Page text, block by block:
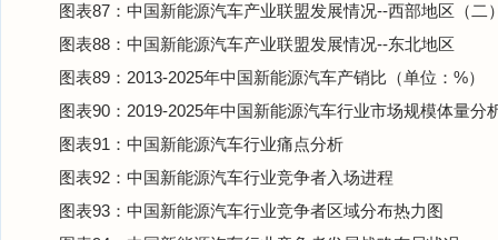
图表87：中国新能源汽车产业联盟发展情况--西部地区（二
图表88：中国新能源汽车产业联盟发展情况--东北地区
图表89：2013-2025年中国新能源汽车产销比（单位：%）
图表90：2019-2025年中国新能源汽车行业市场规模体量分
图表91：中国新能源汽车行业痛点分析
图表92：中国新能源汽车行业竞争者入场进程
图表93：中国新能源汽车行业竞争者区域分布热力图